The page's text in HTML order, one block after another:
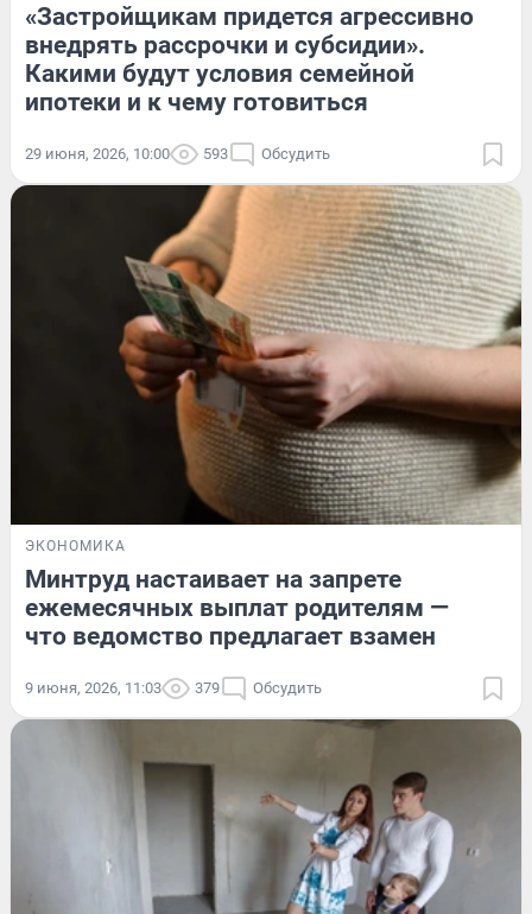
«Застройщикам придется агрессивно
внедрять рассрочки и субсидии».
Какими будут условия семейной
ипотеки и к чему готовиться
29 июня, 2026, 10:00 593 Обсудить
ЭКОНОМИКА
Минтруд настаивает на запрете
ежемесячных выплат родителям —
что ведомство предлагает взамен
9 июня, 2026, 11:03 379 Обсудить